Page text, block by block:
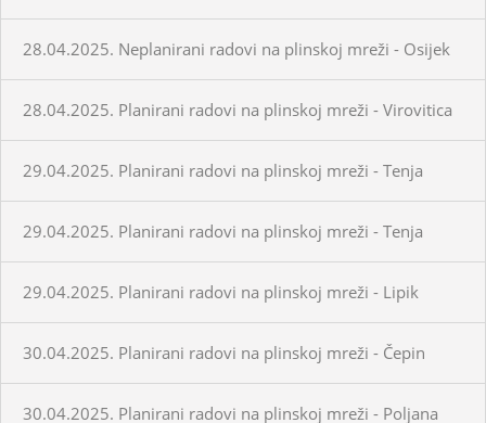
28.04.2025. Neplanirani radovi na plinskoj mreži - Osijek
28.04.2025. Planirani radovi na plinskoj mreži - Virovitica
29.04.2025. Planirani radovi na plinskoj mreži - Tenja
29.04.2025. Planirani radovi na plinskoj mreži - Tenja
29.04.2025. Planirani radovi na plinskoj mreži - Lipik
30.04.2025. Planirani radovi na plinskoj mreži - Čepin
30.04.2025. Planirani radovi na plinskoj mreži - Poljana